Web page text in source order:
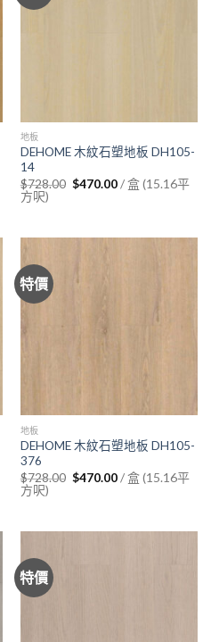
地板
DEHOME 木紋石塑地板 DH105-
14
$728.00 Original
price
$470.00Current
price
/ 盒 (15.16平
方呎)
特價
地板
DEHOME 木紋石塑地板 DH105-
376
$728.00 Original
price
$470.00Current
price
/ 盒 (15.16平
方呎)
特價